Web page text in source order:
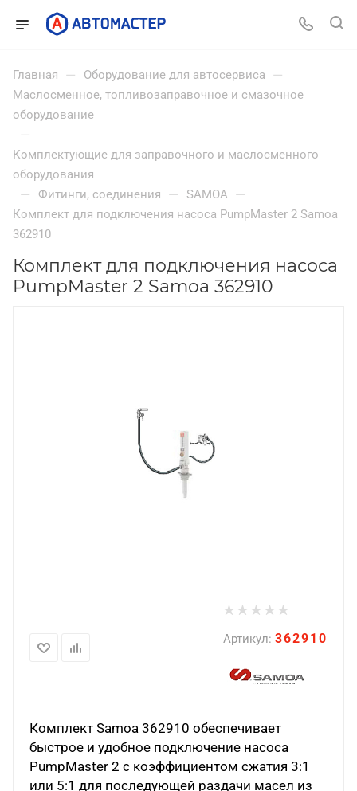
Главная — Оборудование для автосервиса —
Маслосменное, топливозаправочное и смазочное
оборудование
—
Комплектующие для заправочного и маслосменного
оборудования
— Фитинги, соединения — SAMOA —
Комплект для подключения насоса PumpMaster 2 Samoa
362910
Комплект для подключения насоса
PumpMaster 2 Samoa 362910
Артикул: 362910
Комплект Samoa 362910 обеспечивает
быстрое и удобное подключение насоса
PumpMaster 2 с коэффициентом сжатия 3:1
или 5:1 для последующей раздачи масел из